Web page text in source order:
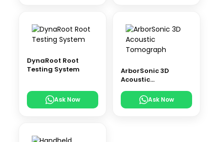
DynaRoot Root
Testing System
Ask Now
ArborSonic 3D
Acoustic
Ask Now